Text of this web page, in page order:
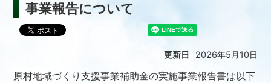
事業報告について
更新日 2026年5月10日
原村地域づくり支援事業補助金の実施事業報告書は以下